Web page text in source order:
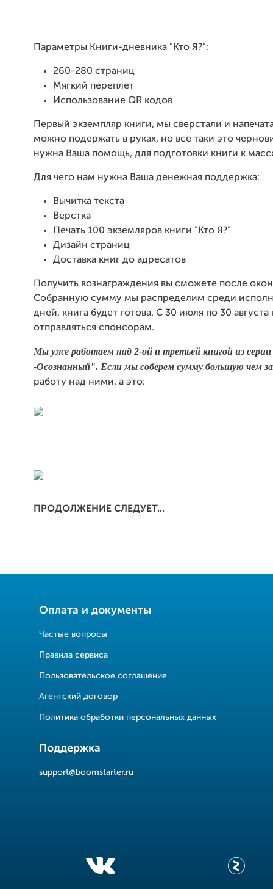
Параметры Книги-дневника "Кто Я?":
260-280 страниц
Мягкий переплет
Использование QR кодов
Первый экземпляр книги, мы сверстали и
можно подержать в руках, но все таки это
нужна Ваша помощь, для подготовки книги к
Для чего нам нужна Ваша денежная поддержка:
Вычитка текста
Верстка
Печать 100 экземляров книги "Кто Я?"
Дизайн страниц
Доставка книг до адресатов
Получить вознаграждения вы сможете после
Собранную сумму мы распределим среди
дней, книга будет готова. C 30 июля по 30 августа
отправляться спонсорам.
Мы уже работаем над 2-ой и третьей книгой из
-Осознанный". Если мы соберем сумму большую чем
работу над ними, а это:
ПРОДОЛЖЕНИЕ СЛЕДУЕТ...
Оплата и документы
Частые вопросы
Правила сервиса
Пользовательское соглашение
Агентский договор
Политика обработки персональных данных
Поддержка
support@boomstarter.ru